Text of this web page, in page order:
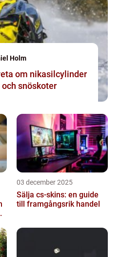
Holm
om nikasilcylinder
snöskoter
03 december 2025
Sälja cs-skins: en guide
till framgångsrik handel